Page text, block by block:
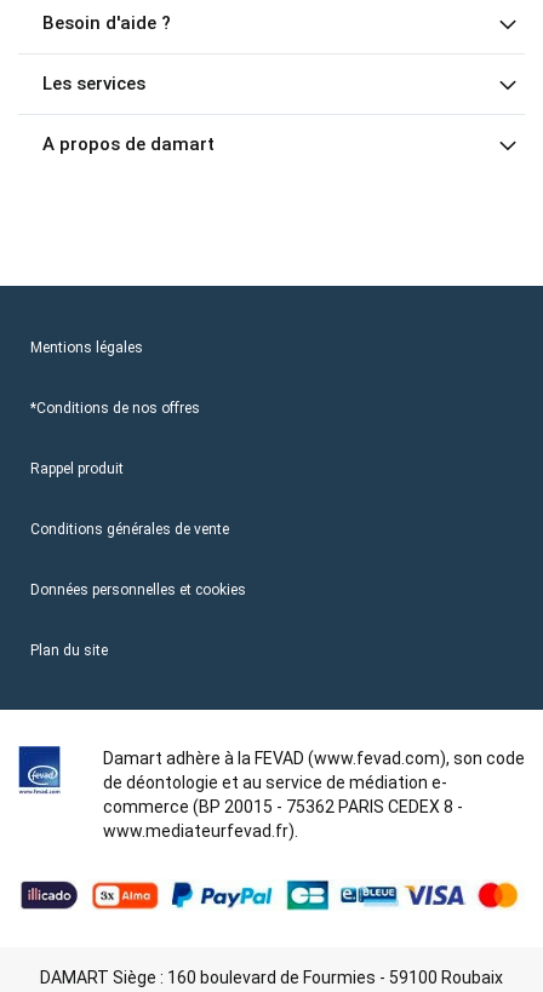
Besoin d'aide ?
Les services
A propos de damart
Mentions légales
*Conditions de nos offres
Rappel produit
Conditions générales de vente
Données personnelles et cookies
Plan du site
Damart adhère à la FEVAD (www.fevad.com), son code
de déontologie et au service de médiation e-
commerce (BP 20015 - 75362 PARIS CEDEX 8 -
www.mediateurfevad.fr).
DAMART Siège : 160 boulevard de Fourmies - 59100 Roubaix